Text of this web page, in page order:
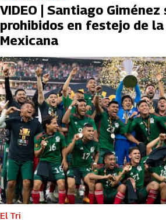
VIDEO | Santiago
prohibidos en festejo de
Mexicana
El Tri